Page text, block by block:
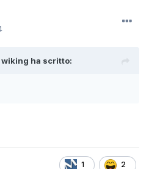
ha scritto:
1 2